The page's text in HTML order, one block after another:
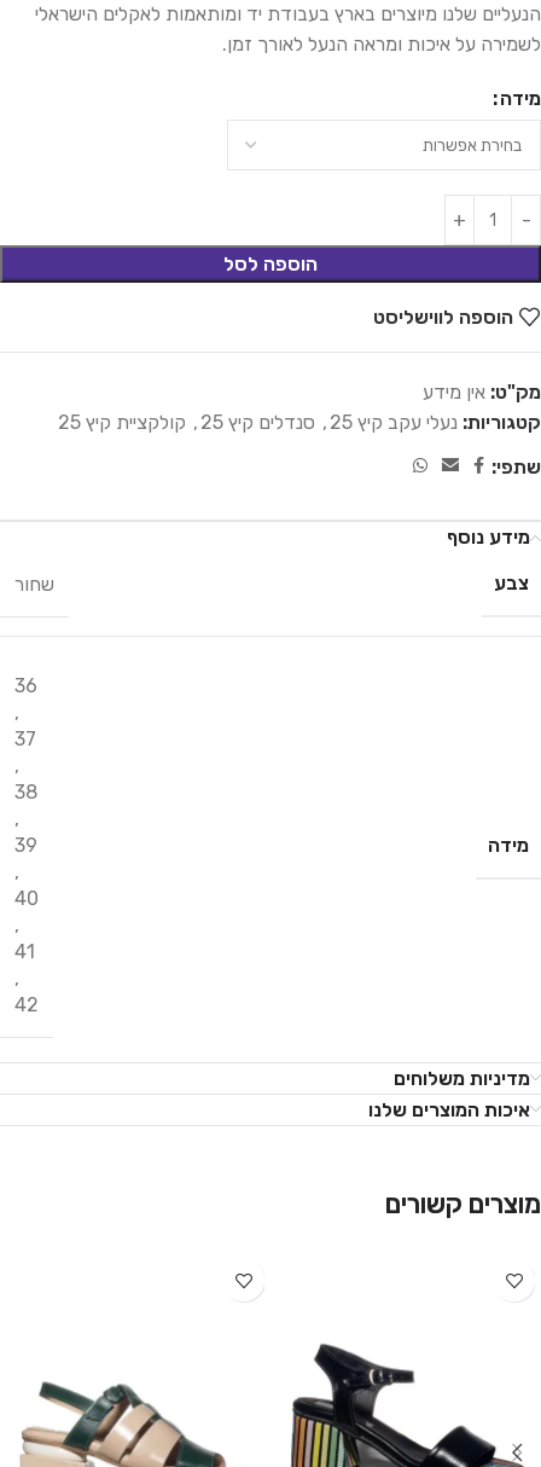
הנעליים שלנו מיוצרים בארץ בעבודת יד ומותאמות לאקלים הישראלי
לשמירה על איכות ומראה הנעל לאורך זמן.
מידה
הוספה לסל
הוספה לווישליסט
מק"ט: אין מידע
קטגוריות: נעלי עקב קיץ 25 , סנדלים קיץ 25 , קולקציית קיץ 25
שתפי:
מידע נוסף
צבע
שחור
מידה
36
,
37
,
38
,
39
,
40
,
41
,
42
מדיניות משלוחים
איכות המוצרים שלנו
מוצרים קשורים